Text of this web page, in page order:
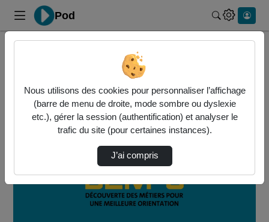
Pod
Les métiers du digital et de la création num…
Lire
la
Nous utilisons des cookies pour personnaliser l’affichage
(barre de menu de droite, mode sombre ou dyslexie
etc.), gérer la session (authentification) et analyser le
trafic du site (pour certaines instances).
J’ai compris